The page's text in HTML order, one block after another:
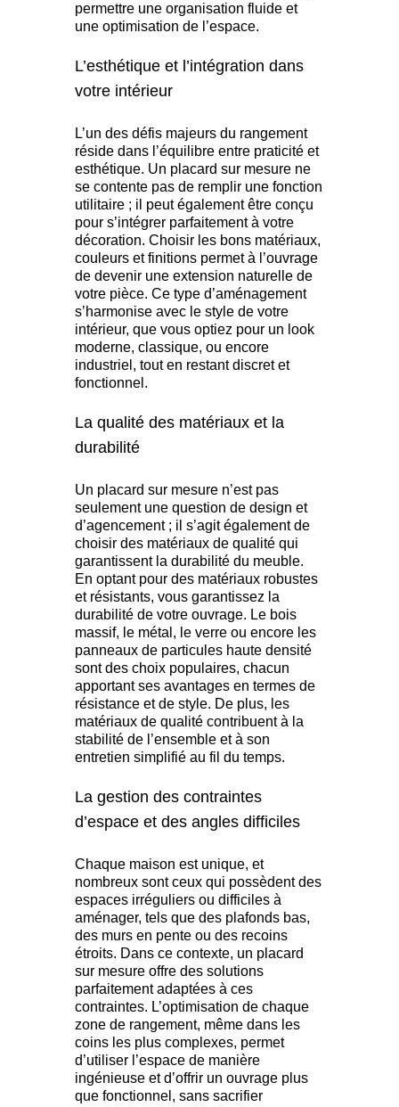
permettre une organisation fluide et
une optimisation de l’espace.
L’esthétique et l’intégration dans
votre intérieur
L’un des défis majeurs du rangement
réside dans l’équilibre entre praticité et
esthétique. Un placard sur mesure ne
se contente pas de remplir une fonction
utilitaire ; il peut également être conçu
pour s’intégrer parfaitement à votre
décoration. Choisir les bons matériaux,
couleurs et finitions permet à l’ouvrage
de devenir une extension naturelle de
votre pièce. Ce type d’aménagement
s’harmonise avec le style de votre
intérieur, que vous optiez pour un look
moderne, classique, ou encore
industriel, tout en restant discret et
fonctionnel.
La qualité des matériaux et la
durabilité
Un placard sur mesure n’est pas
seulement une question de design et
d’agencement ; il s’agit également de
choisir des matériaux de qualité qui
garantissent la durabilité du meuble.
En optant pour des matériaux robustes
et résistants, vous garantissez la
durabilité de votre ouvrage. Le bois
massif, le métal, le verre ou encore les
panneaux de particules haute densité
sont des choix populaires, chacun
apportant ses avantages en termes de
résistance et de style. De plus, les
matériaux de qualité contribuent à la
stabilité de l’ensemble et à son
entretien simplifié au fil du temps.
La gestion des contraintes
d’espace et des angles difficiles
Chaque maison est unique, et
nombreux sont ceux qui possèdent des
espaces irréguliers ou difficiles à
aménager, tels que des plafonds bas,
des murs en pente ou des recoins
étroits. Dans ce contexte, un placard
sur mesure offre des solutions
parfaitement adaptées à ces
contraintes. L’optimisation de chaque
zone de rangement, même dans les
coins les plus complexes, permet
d’utiliser l’espace de manière
ingénieuse et d’offrir un ouvrage plus
que fonctionnel, sans sacrifier